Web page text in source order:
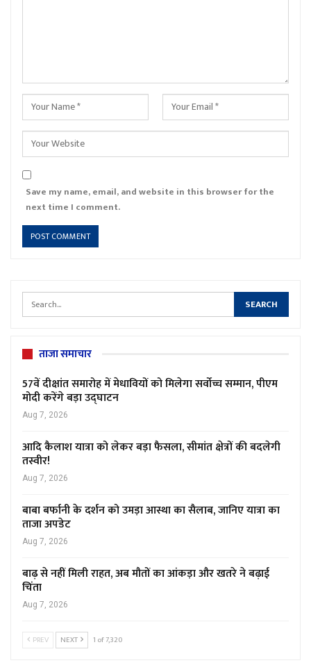
Save my name, email, and website in this browser for the
next time I comment.
ताजा समाचार
57वें दीक्षांत समारोह में मेधावियों को मिलेगा सर्वोच्च सम्मान, पीएम
मोदी करेंगे बड़ा उद्घाटन
Aug 7, 2026
आदि कैलाश यात्रा को लेकर बड़ा फैसला, सीमांत क्षेत्रों की बदलेगी
तस्वीर!
Aug 7, 2026
बाबा बर्फानी के दर्शन को उमड़ा आस्था का सैलाब, जानिए यात्रा का
ताजा अपडेट
Aug 7, 2026
बाढ़ से नहीं मिली राहत, अब मौतों का आंकड़ा और खतरे ने बढ़ाई
चिंता
Aug 7, 2026
PREV NEXT 1 of 7,320